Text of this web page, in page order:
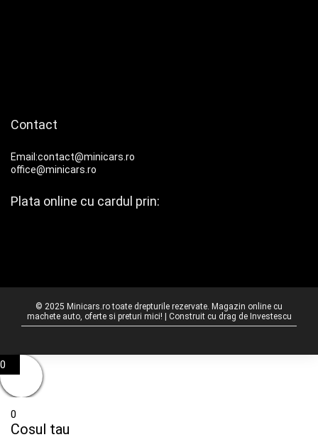
Contact
Email:contact@minicars.ro
office@minicars.ro
Plata online cu cardul prin:
© 2025 Minicars.ro toate drepturile rezervate. Magazin online cu
machete auto, oferte si preturi mici! | Construit cu drag de Investescu
0
0
Cosul tau